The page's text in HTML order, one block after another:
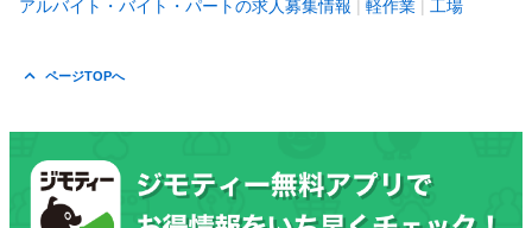
アルバイト・バイト・パートの求人募集情報 軽作業 工場
ページTOPへ